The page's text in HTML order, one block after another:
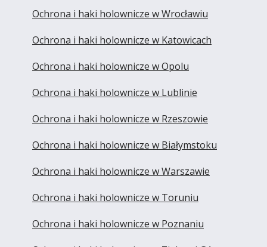
Ochrona i haki holownicze w Wrocławiu
Ochrona i haki holownicze w Katowicach
Ochrona i haki holownicze w Opolu
Ochrona i haki holownicze w Lublinie
Ochrona i haki holownicze w Rzeszowie
Ochrona i haki holownicze w Białymstoku
Ochrona i haki holownicze w Warszawie
Ochrona i haki holownicze w Toruniu
Ochrona i haki holownicze w Poznaniu